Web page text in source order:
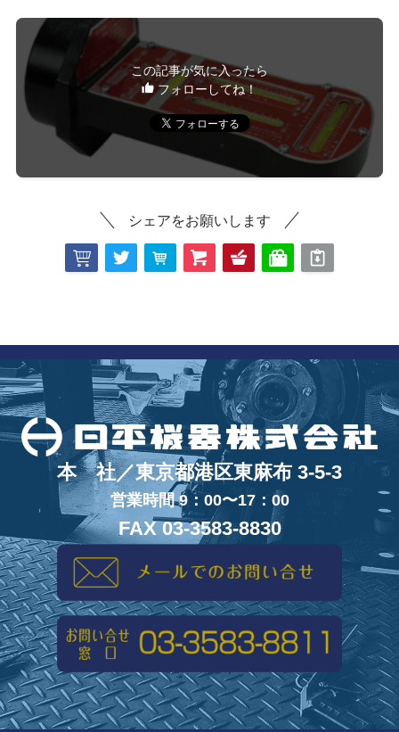
この記事が気に入ったら
フォローしてね！
シェアをお願いします
本 社／東京都港区東麻布 3-5-3
営業時間 9：00〜17：00
FAX 03-3583-8830